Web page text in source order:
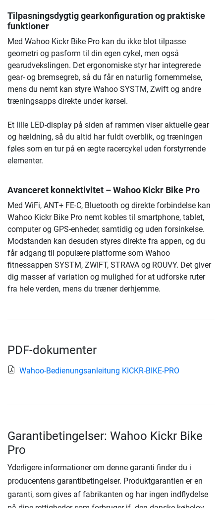
Tilpasningsdygtig gearkonfiguration og praktiske
funktioner
Med Wahoo Kickr Bike Pro kan du ikke blot tilpasse
geometri og pasform til din egen cykel, men også
gearudvekslingen. Det ergonomiske styr har integrerede
gear- og bremsegreb, så du får en naturlig fornemmelse,
mens du nemt kan styre Wahoo SYSTM, Zwift og andre
træningsapps direkte under kørsel.
Et lille LED-display på siden af rammen viser aktuelle gear
og hældning, så du altid har fuldt overblik, og træningen
føles som en tur på en ægte racercykel uden forstyrrende
elementer.
Avanceret konnektivitet – Wahoo Kickr Bike Pro
Med WiFi, ANT+ FE-C, Bluetooth og direkte forbindelse kan
Wahoo Kickr Bike Pro nemt kobles til smartphone, tablet,
computer og GPS-enheder, samtidig og uden forsinkelse.
Modstanden kan desuden styres direkte fra appen, og du
får adgang til populære platforme som Wahoo
fitnessappen SYSTM, ZWIFT, STRAVA og ROUVY. Det giver
dig masser af variation og mulighed for at udforske ruter
fra hele verden, mens du træner derhjemme.
PDF-dokumenter
Wahoo-Bedienungsanleitung KICKR-BIKE-PRO
Garantibetingelser: Wahoo Kickr Bike
Pro
Yderligere informationer om denne garanti finder du i
producentens garantibetingelser. Produktgarantien er en
garanti, som gives af fabrikanten og har ingen indflydelse